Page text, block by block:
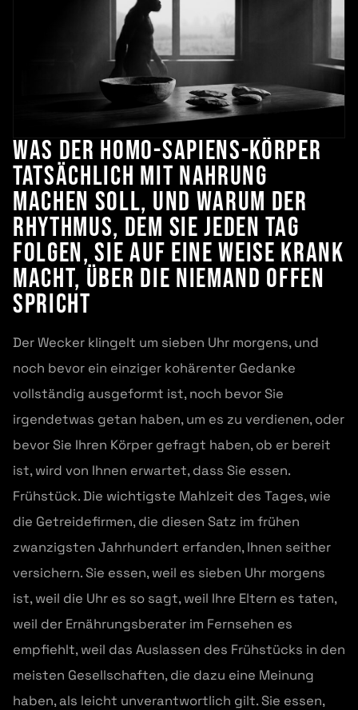
Was der Homo-sapiens-Körper
tatsächlich mit Nahrung
machen soll, und warum der
Rhythmus, dem Sie jeden Tag
folgen, Sie auf eine Weise krank
macht, über die niemand offen
spricht
Der Wecker klingelt um sieben Uhr morgens, und
noch bevor ein einziger kohärenter Gedanke
vollständig ausgeformt ist, noch bevor Sie
irgendetwas getan haben, um es zu verdienen, oder
bevor Sie Ihren Körper gefragt haben, ob er bereit
ist, wird von Ihnen erwartet, dass Sie essen.
Frühstück. Die wichtigste Mahlzeit des Tages, wie
die Getreidefirmen, die diesen Satz im frühen
zwanzigsten Jahrhundert erfanden, Ihnen seither
versichern. Sie essen, weil es sieben Uhr morgens
ist, weil die Uhr es so sagt, weil Ihre Eltern es taten,
weil der Ernährungsberater im Fernsehen es
empfiehlt, weil das Auslassen des Frühstücks in den
meisten Gesellschaften, die dazu eine Meinung
haben, als leicht unverantwortlich gilt. Sie essen,